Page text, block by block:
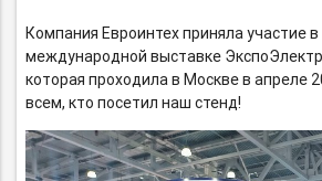
Компания Евроинтех приняла участие в
международной выставке
которая проходила в Москве в апреле
всем, кто посетил наш стенд!